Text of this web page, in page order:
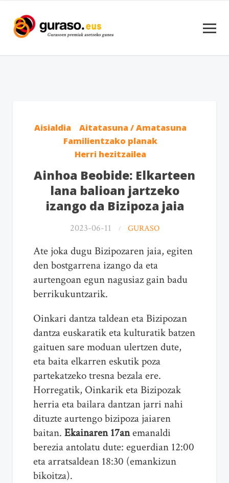
Aisialdia
Aitatasuna / Amatasuna
Familientzako planak
Herri hezitzailea
Ainhoa Beobide: Elkarteen
lana balioan jartzeko
izango da Bizipoza jaia
2023-06-11 GURASO
Ate joka dugu Bizipozaren jaia, egiten
den bostgarrena izango da eta
aurtengoan egun nagusiaz gain badu
berrikukuntzarik.
Oinkari dantza taldean eta Bizipozan
dantza euskaratik eta kulturatik batzen
gaituen sare moduan ulertzen dute,
eta baita elkarren eskutik poza
partekatzeko tresna bezala ere.
Horregatik, Oinkarik eta Bizipozak
herria eta bailara dantzan jarri nahi
dituzte aurtengo bizipoza jaiaren
baitan. Ekainaren 17anemanaldi
berezia antolatu dute: eguerdian 12:00
eta arratsaldean 18:30 (emankizun
bikoitza).